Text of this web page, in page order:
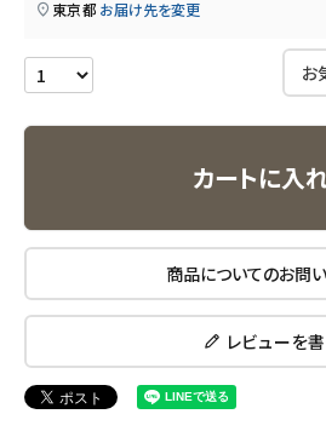
エコメイト
コラム・スタッフのおすすめ
ご利用ガイド等
東京都 お届け先を変更
お
カートに入
商品についてのお問
レビューを書